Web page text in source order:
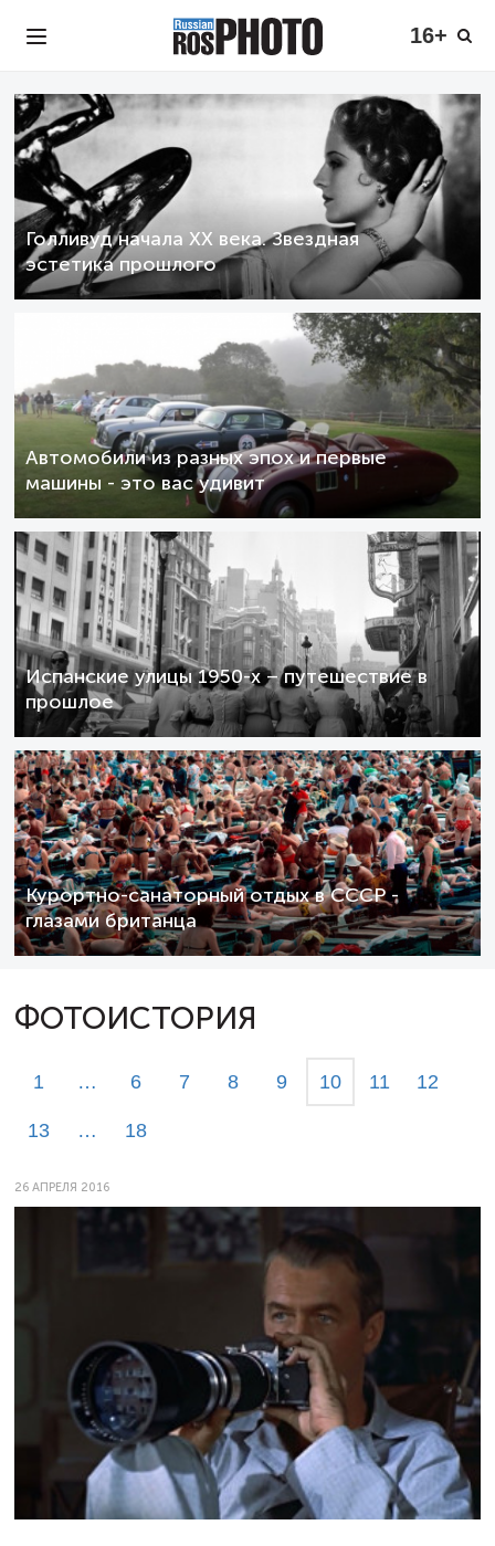
16+
Голливуд начала XX века. Звездная
эстетика прошлого
Автомобили из разных эпох и первые
машины - это вас удивит
Испанские улицы 1950-х – путешествие в
прошлое
Курортно-санаторный отдых в СССР -
глазами британца
ФОТОИСТОРИЯ
1 … 6 7 8 9 10 11 12
13 … 18
26 АПРЕЛЯ 2016